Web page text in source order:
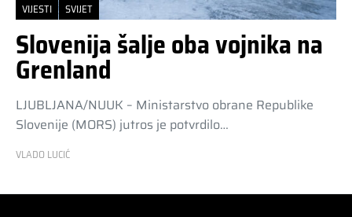
VIJESTI SVIJET
Slovenija šalje oba vojnika na
Grenland
LJUBLJANA/NUUK – Ministarstvo obrane Republike
Slovenije (MORS) jutros je potvrdilo…
VLADO LUCIĆ